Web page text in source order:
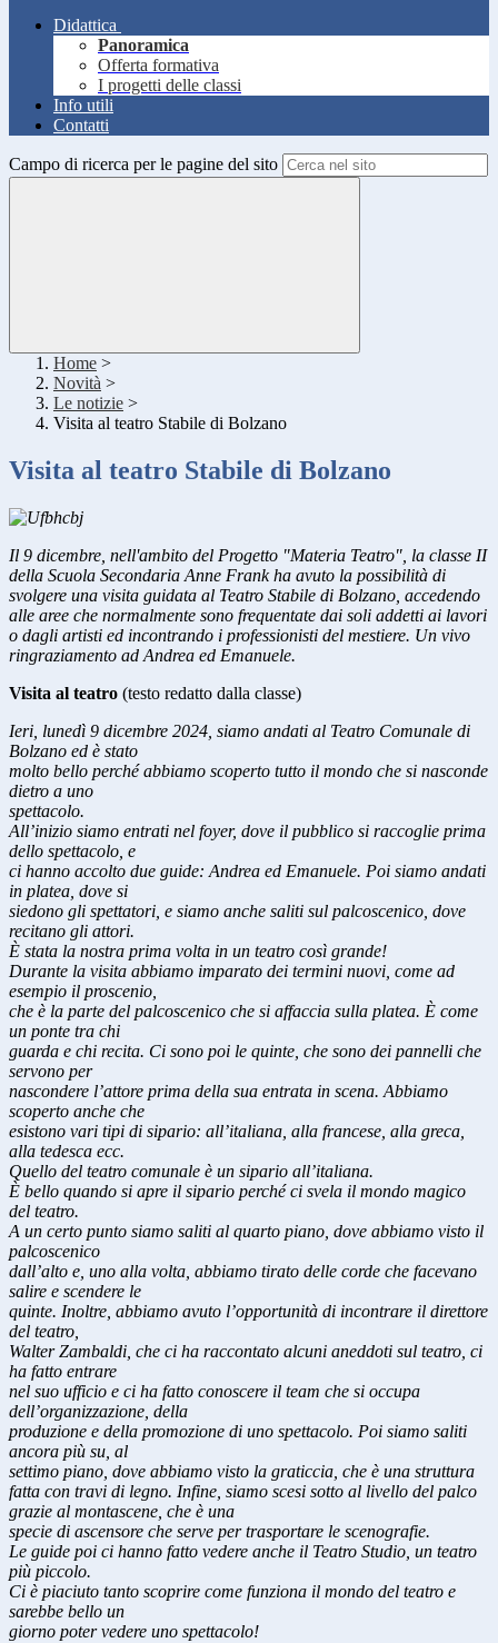
Didattica
Panoramica
Offerta formativa
I progetti delle classi
Info utili
Contatti
Campo di ricerca per le pagine del sito
Home >
Novità >
Le notizie >
Visita al teatro Stabile di Bolzano
Visita al teatro Stabile di Bolzano
Il 9 dicembre, nell'ambito del Progetto "Materia Teatro", la classe II
della Scuola Secondaria Anne Frank ha avuto la possibilità di
svolgere una visita guidata al Teatro Stabile di Bolzano, accedendo
alle aree che normalmente sono frequentate dai soli addetti ai lavori
o dagli artisti ed incontrando i professionisti del mestiere. Un vivo
ringraziamento ad Andrea ed Emanuele.
Visita al teatro (testo redatto dalla classe)
Ieri, lunedì 9 dicembre 2024, siamo andati al Teatro Comunale di
Bolzano ed è stato
molto bello perché abbiamo scoperto tutto il mondo che si nasconde
dietro a uno
spettacolo.
All’inizio siamo entrati nel foyer, dove il pubblico si raccoglie prima
dello spettacolo, e
ci hanno accolto due guide: Andrea ed Emanuele. Poi siamo andati
in platea, dove si
siedono gli spettatori, e siamo anche saliti sul palcoscenico, dove
recitano gli attori.
È stata la nostra prima volta in un teatro così grande!
Durante la visita abbiamo imparato dei termini nuovi, come ad
esempio il proscenio,
che è la parte del palcoscenico che si affaccia sulla platea. È come
un ponte tra chi
guarda e chi recita. Ci sono poi le quinte, che sono dei pannelli che
servono per
nascondere l’attore prima della sua entrata in scena. Abbiamo
scoperto anche che
esistono vari tipi di sipario: all’italiana, alla francese, alla greca,
alla tedesca ecc.
Quello del teatro comunale è un sipario all’italiana.
È bello quando si apre il sipario perché ci svela il mondo magico
del teatro.
A un certo punto siamo saliti al quarto piano, dove abbiamo visto il
palcoscenico
dall’alto e, uno alla volta, abbiamo tirato delle corde che facevano
salire e scendere le
quinte. Inoltre, abbiamo avuto l’opportunità di incontrare il direttore
del teatro,
Walter Zambaldi, che ci ha raccontato alcuni aneddoti sul teatro, ci
ha fatto entrare
nel suo ufficio e ci ha fatto conoscere il team che si occupa
dell’organizzazione, della
produzione e della promozione di uno spettacolo. Poi siamo saliti
ancora più su, al
settimo piano, dove abbiamo visto la graticcia, che è una struttura
fatta con travi di legno. Infine, siamo scesi sotto al livello del palco
grazie al montascene, che è una
specie di ascensore che serve per trasportare le scenografie.
Le guide poi ci hanno fatto vedere anche il Teatro Studio, un teatro
più piccolo.
Ci è piaciuto tanto scoprire come funziona il mondo del teatro e
sarebbe bello un
giorno poter vedere uno spettacolo!